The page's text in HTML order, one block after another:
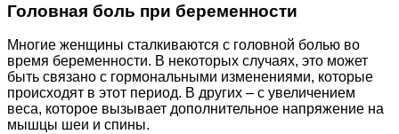
Головная боль при беременности
Многие женщины сталкиваются с головной болью во
время беременности. В некоторых случаях, это может
быть связано с гормональными изменениями, которые
происходят в этот период. В других – с увеличением
веса, которое вызывает дополнительное напряжение на
мышцы шеи и спины.